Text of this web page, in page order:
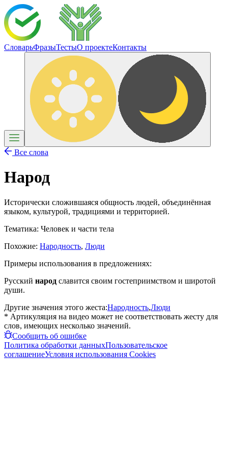
СловарьФразыТестыО проектеКонтакты
Все слова
Народ
Исторически сложившаяся общность людей, объединённая
языком, культурой, традициями и территорией.
Тематика: Человек и части тела
Похожие: Народность, Люди
Примеры использования в предложениях:
Русский народ славится своим гостеприимством и широтой
души.
Другие значения этого жеста:Народность,Люди
* Артикуляция на видео может не соответствовать жесту для
слов, имеющих несколько значений.
Сообщить об ошибке
Политика обработки данныхПользовательское
соглашениеУсловия использования Cookies